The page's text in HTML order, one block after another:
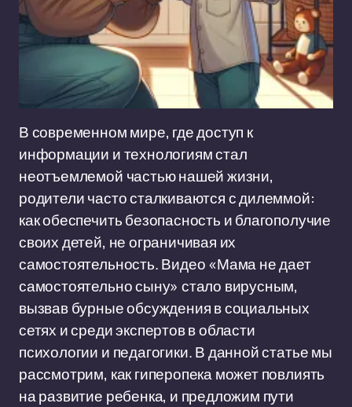
В современном мире, где доступ к
информации и технологиям стал
неотъемлемой частью нашей жизни,
родители часто сталкиваются с дилеммой:
как обеспечить безопасность и благополучие
своих детей, не ограничивая их
самостоятельность. Видео «Мама не дает
самостоятельно сыну» стало вирусным,
вызвав бурные обсуждения в социальных
сетях и среди экспертов в области
психологии и педагогики. В данной статье мы
рассмотрим, как гиперопека может повлиять
на развитие ребенка, и предложим пути